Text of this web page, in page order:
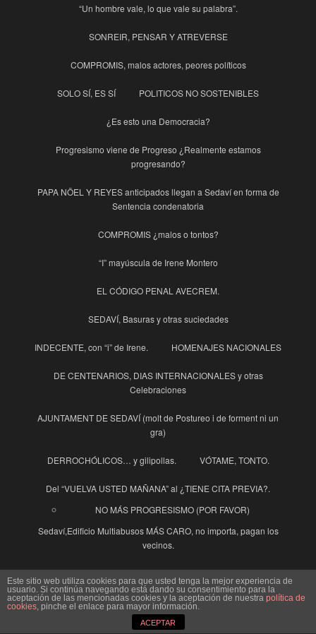
“Un hombre vale, lo que vale su palabra”.
SONREIR, PENSAR Y ATREVERSE
COMPROMIS, malos actores, peores políticos
SOLO SÍ, ES SÍ POLITICOS NO SOSTENIBLES
¿Es esto una Democracia?
Progresismo viene de Progreso ¿Realmente estamos
progresando?
PAPA NÖEL Y REYES anticipados llegan a Sedaví en forma de
Sentencia condenatoria
COMPROMIS ¿malos o tontos?
“I” mayúscula de Irene Montero
EL CÓDIGO PENAL AVECREM.
SEDAVÍ, Basuras y otras suciedades
INDECENTE, con “i” de Irene. HOMENAJES NACIONALES
DE CENTENARIOS, DIAS INTERNACIONALES y otras
Celebraciones
AJUNTAMENT DE SEDAVÍ (molt de Postureo i de forment ni un
gra)
DERROCHÓLICOS… y gilipollas. VÓTAME, TONTO.
Del “VUELVA USTED MAÑANA” al ¿TIENE CITA PREVIA?.
NO MÁS PROGRESISMO (POR FAVOR)
Sedaví,Edificio Multiabusos MÁS CARO, no importa, pagan los
vecinos.
¿DÓNDE ESTA MEJOR TÚ DINERO? ¿ EN TU BOLSILLO O EN
EL DE LOS POLITICOS?
Sedaví Edificio Multiusos MÁS TARDE, MÁS CARO, MÁS FEO.
Este sitio web utiliza cookies para que usted tenga la mejor experiencia de
usuario. Si continúa navegando está dando su consentimiento para la
aceptación de las mencionadas cookies y la aceptación de nuestra política de
cookies, pinche el enlace para mayor información.
ACEPTAR